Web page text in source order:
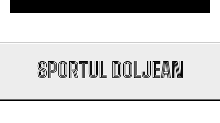
SPORTUL DOLJEAN